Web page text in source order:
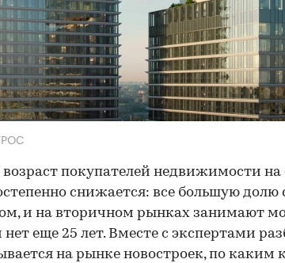
покупателей недвижимости
снижается: все большую долю
и на вторичном рынках занимают
еще 25 лет. Вместе с экспертами
на рынке новостроек, по каким